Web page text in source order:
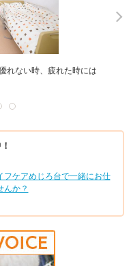
れない時、疲れた時には
フケアめじろ台で一緒にお仕
んか？